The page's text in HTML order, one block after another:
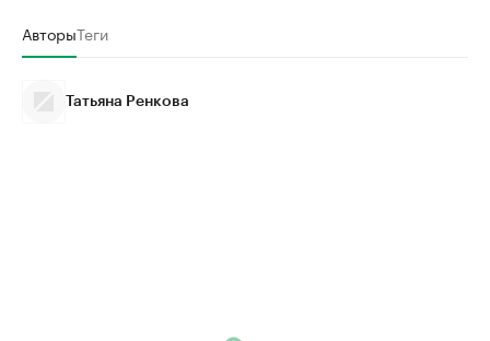
АвторыТеги
Татьяна Ренкова